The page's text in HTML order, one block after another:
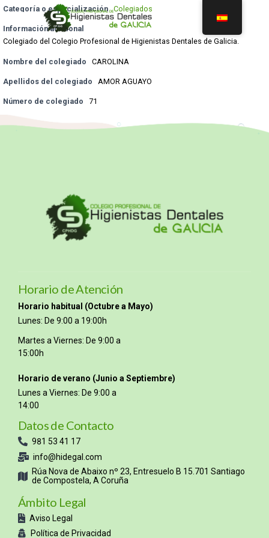
Categoría o especialización Colegiados
Información adicional
Colegiado del Colegio Profesional de Higienistas Dentales de Galicia.
Nombre del colegiado CAROLINA
Apellidos del colegiado AMOR AGUAYO
Número de colegiado 71
Horario de Atención
Horario habitual (Octubre a Mayo)
Lunes: De 9:00 a 19:00h
Martes a Viernes: De 9:00 a
15:00h
Horario de verano (Junio a Septiembre)
Lunes a Viernes: De 9:00 a
14:00
Datos de Contacto
981 53 41 17
info@hidegal.com
Rúa Nova de Abaixo nº 23, Entresuelo B 15.701 Santiago
de Compostela, A Coruña
Ámbito Legal
Aviso Legal
Política de Privacidad